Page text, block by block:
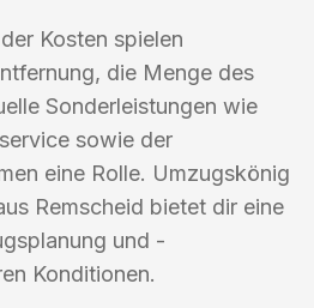
Kosten spielen
die Menge des
Sonderleistungen wie
sowie der
eine Rolle. Umzugskönig
Remscheid bietet dir eine
und -
Konditionen.